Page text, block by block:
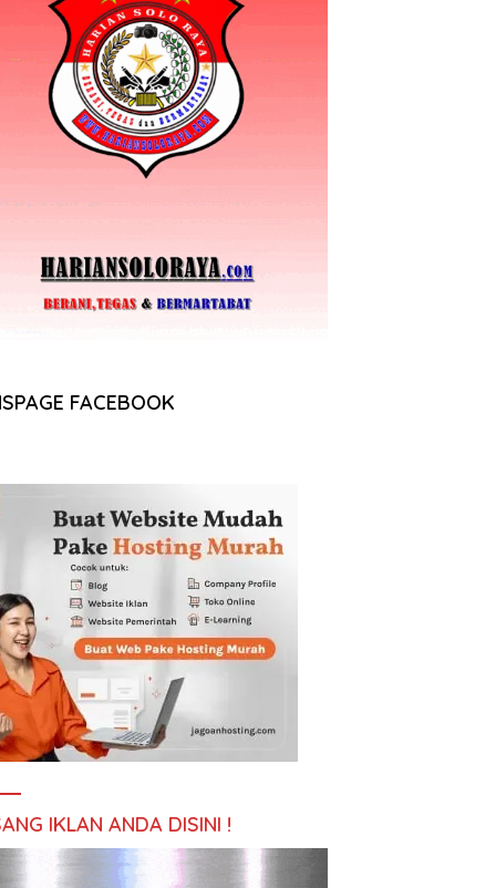
FACEBOOK
IKLAN ANDA DISINI !